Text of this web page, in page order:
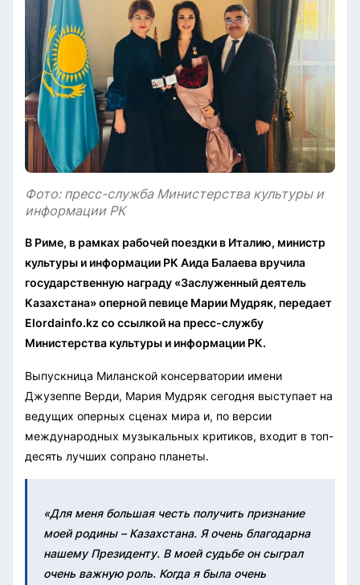
Фото: пресс-служба Министерства культуры и
информации РК
В Риме, в рамках рабочей поездки в Италию, министр
культуры и информации РК Аида Балаева вручила
государственную награду «Заслуженный деятель
Казахстана» оперной певице Марии Мудряк, передает
Elordainfo.kz со ссылкой на пресс-службу
Министерства культуры и информации РК.
Выпускница Миланской консерватории имени
Джузеппе Верди, Мария Мудряк сегодня выступает на
ведущих оперных сценах мира и, по версии
международных музыкальных критиков, входит в топ-
десять лучших сопрано планеты.
«Для меня большая честь получить признание
моей родины – Казахстана. Я очень благодарна
нашему Президенту. В моей судьбе он сыграл
очень важную роль. Когда я была очень